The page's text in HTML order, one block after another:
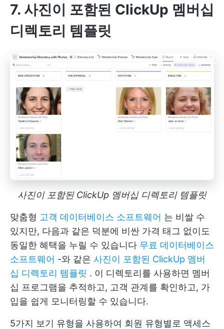
7. 사진이 포함된 ClickUp 멤버십
디렉토리 템플릿
사진이 포함된 ClickUp 멤버십 디렉토리 템플릿
맞춤형 고객 데이터베이스 소프트웨어 는 비쌀 수
있지만, 다음과 같은 덕분에 비싼 가격 태그 없이도
동일한 혜택을 누릴 수 있습니다 무료 데이터베이스
소프트웨어 -와 같은 사진이 포함된 ClickUp 멤버
십 디렉토리 템플릿 . 이 디렉토리를 사용하면 멤버
십 프로그램을 추적하고, 고객 관계를 확인하고, 가
입을 쉽게 모니터링할 수 있습니다.
5가지 보기 유형을 사용하여 회원 유형별로 액세스